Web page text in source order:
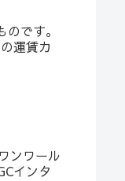
です。
運賃カ
ンワール
インタ